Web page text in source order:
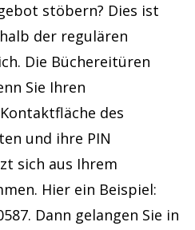
stöbern? Dies ist
der regulären
Die Büchereitüren
Sie Ihren
des
und ihre PIN
sich aus Ihrem
Hier ein Beispiel:
Dann gelangen Sie in